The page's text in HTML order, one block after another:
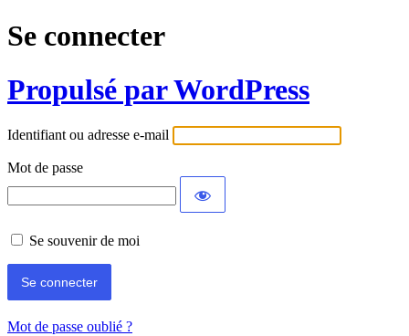
Se connecter
Propulsé par WordPress
Identifiant ou adresse e-mail
Mot de passe
Se souvenir de moi
Mot de passe oublié ?